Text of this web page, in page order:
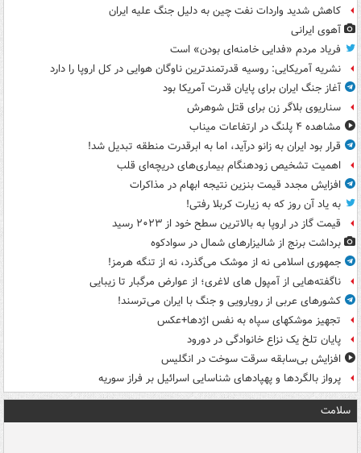
کاهش شدید واردات نفت چین به دلیل جنگ علیه ایران
آهوی ایرانی
فریاد مردم «فدایی خامنه‌ای بودن» است
نشریه آمریکایی: روسیه قدرتمندترین ناوگان هوایی در کل اروپا را دارد
آغاز جنگ ایران برای پایان قدرت آمریکا بود
سناریوی بلاگر زن برای قتل شوهرش
مشاهده ۴ پلنگ در ارتفاعات میناب
قرار بود ایران به زانو درآید، اما به ابرقدرت منطقه تبدیل شد!
اهمیت تشخیص زودهنگام بیماری‌های دریچه‌ای قلب
افزایش مجدد قیمت بنزین نتیجه ابهام در مذاکرات
به یاد آن روز که به زیارت کربلا رفتی!
قیمت گاز در اروپا به بالاترین سطح خود از ۲۰۲۳ رسید
برداشت برنج از شالیزارهای شمال در سوادکوه
جمهوری اسلامی نه از موشک می‌گذرد، نه از تنگه هرمز!
ناگفته‌هایی از آمپول های لاغری؛ از عوارض مرگبار تا زیبایی
کشورهای عربی از رویارویی و جنگ با ایران می‌ترسند!
تجهیز موشکهای سپاه به نفس اژدها+عکس
پایان تلخ یک نزاع خانوادگی در دورود
افزایش بی‌سابقه سرقت سوخت در انگلیس
پرواز بالگردها و پهپادهای شناسایی اسرائیل بر فراز سوریه
سلامت